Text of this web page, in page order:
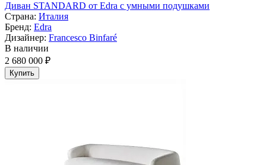
Диван STANDARD от Edra с умными подушками
Страна: Италия
Бренд: Edra
Дизайнер: Francesco Binfaré
В наличии
2 680 000 ₽
Купить